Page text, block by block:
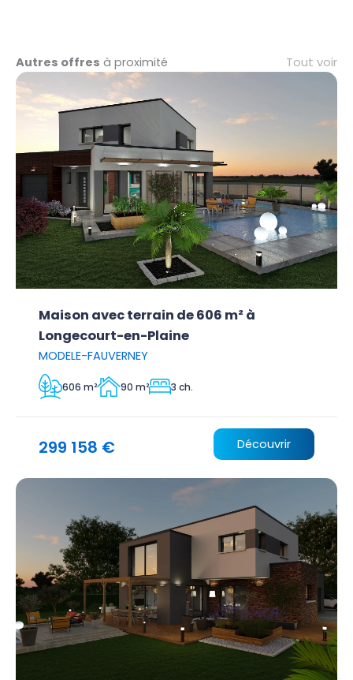
Autres offres à proximité Tout voir
Maison avec terrain de 606 m² à
Longecourt-en-Plaine
MODELE-FAUVERNEY
606 m² 90 m² 3 ch.
299 158 € Découvrir